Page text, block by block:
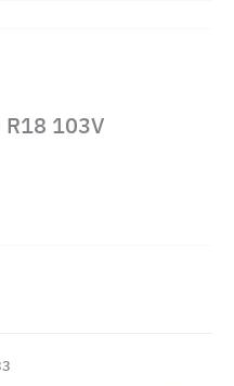
103V